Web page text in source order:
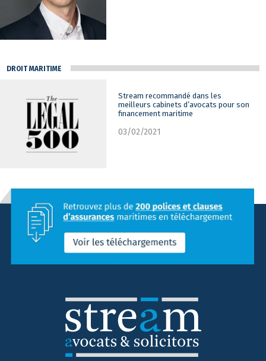
DROIT MARITIME
Stream recommandé dans les
meilleurs cabinets d’avocats pour son
financement maritime
03/02/2021